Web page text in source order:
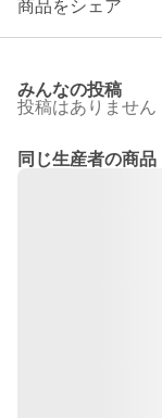
商品をシェア
みんなの投稿
投稿はありません
同じ生産者の商品